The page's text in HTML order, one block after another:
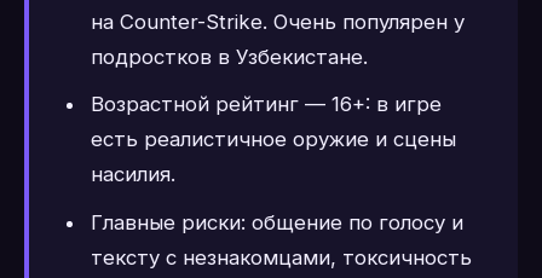
на Counter-Strike. Очень популярен у
подростков в Узбекистане.
Возрастной рейтинг — 16+: в игре
есть реалистичное оружие и сцены
насилия.
Главные риски: общение по голосу и
тексту с незнакомцами, токсичность